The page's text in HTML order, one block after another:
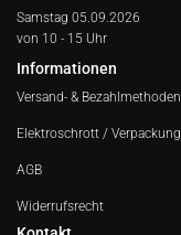
Samstag 05.09.2026
von 10 - 15 Uhr
Informationen
Versand- & Bezahlmethoden
Elektroschrott / Verpackung
AGB
Widerrufsrecht